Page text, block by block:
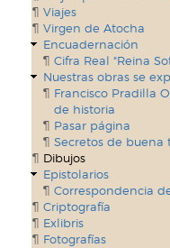
Viajes
Virgen de Atocha
Encuadernación
Cifra Real "Reina
Nuestras obras se
Francisco Pradilla
de historia
Pasar página
Secretos de buena
Dibujos
Epistolarios
Correspondencia
Criptografía
Exlibris
Fotografías